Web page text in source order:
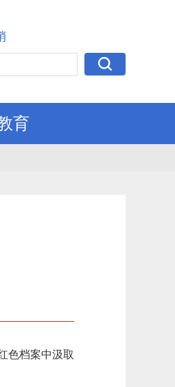
育
色档案中汲取